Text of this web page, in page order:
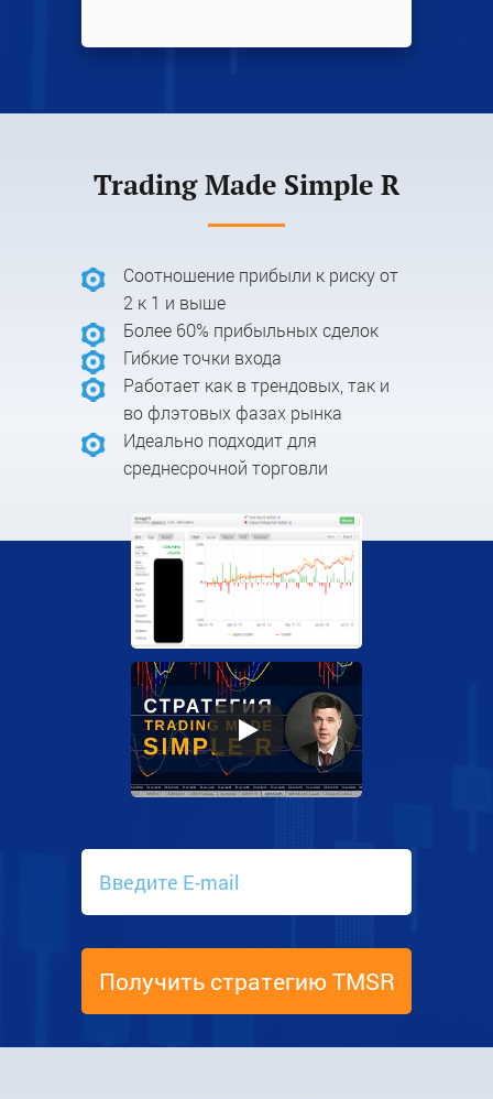
Получить стратегию TMSR
Trading Made Simple R
Соотношение прибыли к риску от
2 к 1 и выше
Более 60% прибыльных сделок
Гибкие точки входа
Работает как в трендовых, так и
во флэтовых фазах рынка
Идеально подходит для
среднесрочной торговли